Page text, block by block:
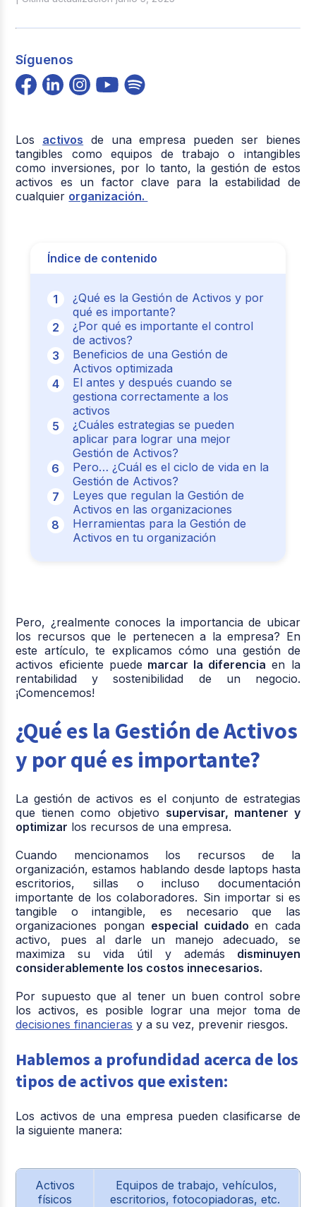
Síguenos
Los activos de una empresa pueden ser bienes
tangibles como equipos de trabajo o intangibles
como inversiones, por lo tanto, la gestión de estos
activos es un factor clave para la estabilidad de
cualquier organización.
Índice de contenido
¿Qué es la Gestión de Activos y por
qué es importante?
¿Por qué es importante el control
de activos?
Beneficios de una Gestión de
Activos optimizada
El antes y después cuando se
gestiona correctamente a los
activos
¿Cuáles estrategias se pueden
aplicar para lograr una mejor
Gestión de Activos?
Pero… ¿Cuál es el ciclo de vida en la
Gestión de Activos?
Leyes que regulan la Gestión de
Activos en las organizaciones
Herramientas para la Gestión de
Activos en tu organización
Pero, ¿realmente conoces la importancia de ubicar
los recursos que le pertenecen a la empresa? En
este artículo, te explicamos cómo una gestión de
activos eficiente puede marcar la diferencia en la
rentabilidad y sostenibilidad de un negocio.
¡Comencemos!
¿Qué es la Gestión de Activos
y por qué es importante?
La gestión de activos es el conjunto de estrategias
que tienen como objetivo supervisar, mantener y
optimizar los recursos de una empresa.
Cuando mencionamos los recursos de la
organización, estamos hablando desde laptops hasta
escritorios, sillas o incluso documentación
importante de los colaboradores. Sin importar si es
tangible o intangible, es necesario que las
organizaciones pongan especial cuidadoen cada
activo, pues al darle un manejo adecuado, se
maximiza su vida útil y además disminuyen
considerablemente los costos innecesarios.
Por supuesto que al tener un buen control sobre
los activos, es posible lograr una mejor toma de
decisiones financieras y a su vez, prevenir riesgos.
Hablemos a profundidad acerca de los
tipos de activos que existen:
Los activos de una empresa pueden clasificarse de
la siguiente manera:
Activos
físicos
Equipos de trabajo, vehículos,
escritorios, fotocopiadoras, etc.